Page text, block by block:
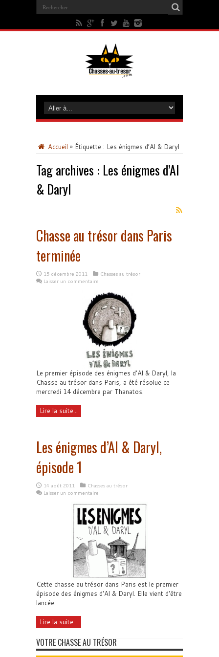
Accueil » Étiquette : Les énigmes d’Al & Daryl
Tag archives : Les énigmes d’Al
& Daryl
Chasse au trésor dans Paris
terminée
15 décembre 2011
Chasses au trésor
Laisser un commentaire
Le premier épisode des énigmes d’Al & Daryl, la
Chasse au trésor dans Paris, a été résolue ce
mercredi 14 décembre par Thanatos.
Lire la suite...
Les énigmes d’Al & Daryl,
épisode 1
14 août 2011
Chasses au trésor
Laisser un commentaire
Cette chasse au trésor dans Paris est le premier
épisode des énigmes d'Al & Daryl. Elle vient d'être
lancée.
Lire la suite...
VOTRE CHASSE AU TRÉSOR